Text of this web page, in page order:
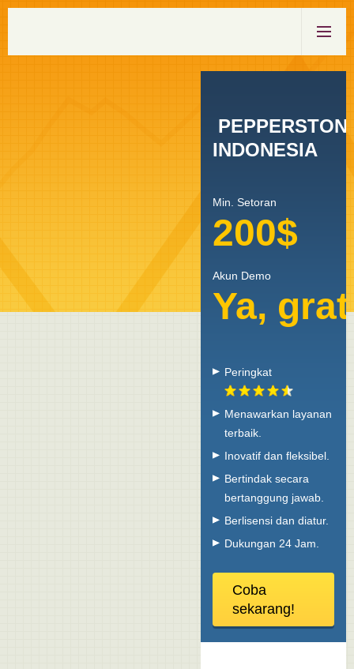
INDONESIA
Min. Setoran
200$
Akun Demo
Ya,
Peringkat
Menawarkan layanan
terbaik.
Inovatif dan fleksibel.
Bertindak secara
bertanggung jawab.
Berlisensi dan diatur.
Dukungan 24 Jam.
Coba
sekarang!